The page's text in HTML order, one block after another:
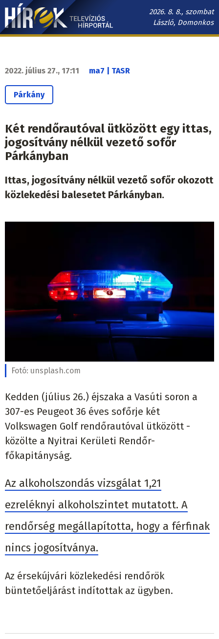
Ugrás
tartalomra
2026. 8. 8., szombat
László, Domonkos
Hírek.sk
navigáció
2022. július 27., 17:11 ma7 | TASR
Párkány
Két rendőrautóval ütközött egy ittas,
jogosítvány nélkül vezető sofőr
Párkányban
Ittas, jogosítvány nélkül vezető sofőr okozott
közlekedési balesetet Párkányban.
Fotó: unsplash.com
Kedden (július 26.) éjszaka a Vasúti soron a
307-es Peugeot 36 éves sofőrje két
Volkswagen Golf rendőrautóval ütközött -
közölte a Nyitrai Kerületi Rendőr-
főkapitányság.
Az alkoholszondás vizsgálat 1,21
ezreléknyi alkoholszintet mutatott. A
rendőrség megállapította, hogy a férfinak
nincs jogosítványa.
Az érsekújvári közlekedési rendőrök
büntetőeljárást indítottak az ügyben.